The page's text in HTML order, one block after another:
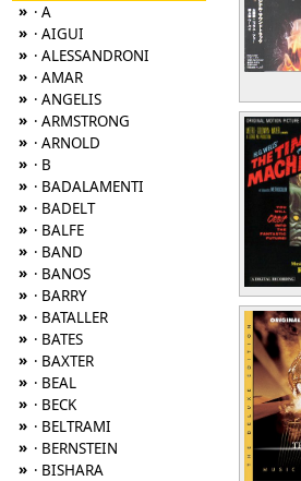
» · A
» · AIGUI
» · ALESSANDRONI
» · AMAR
» · ANGELIS
» · ARMSTRONG
» · ARNOLD
» · B
» · BADALAMENTI
» · BADELT
» · BALFE
» · BAND
» · BANOS
» · BARRY
» · BATALLER
» · BATES
» · BAXTER
» · BEAL
» · BECK
» · BELTRAMI
» · BERNSTEIN
» · BISHARA